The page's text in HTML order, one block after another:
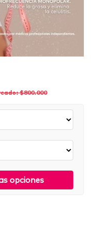
$800.000
opciones